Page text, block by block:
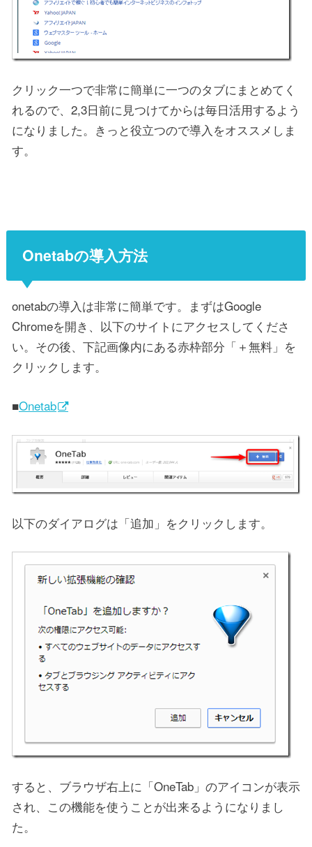
クリック一つで非常に簡単に一つのタブにまとめてく
れるので、2,3日前に見つけてからは毎日活用するよう
になりました。きっと役立つので導入をオススメしま
す。
Onetabの導入方法
onetabの導入は非常に簡単です。まずはGoogle
Chromeを開き、以下のサイトにアクセスしてくださ
い。その後、下記画像内にある赤枠部分「＋無料」を
クリックします。
■Onetab
以下のダイアログは「追加」をクリックします。
すると、ブラウザ右上に「OneTab」のアイコンが表示
され、この機能を使うことが出来るようになりまし
た。